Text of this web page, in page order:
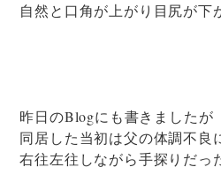
自然と口角が上がり目尻が下
昨日のBlogにも書きましたが
同居した当初は父の体調不良
右往左往しながら手探りだっ